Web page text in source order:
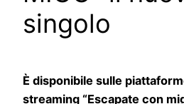
singolo
È disponibile sulle
streaming “Escapate con